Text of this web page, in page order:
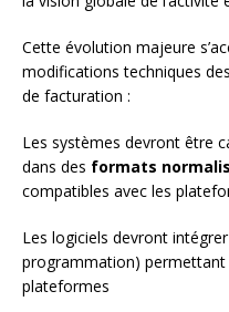
Cette évolution majeure
modifications techniques
de facturation :
Les systèmes devront être
dans des formats
compatibles avec les
Les logiciels devront
programmation)
plateformes